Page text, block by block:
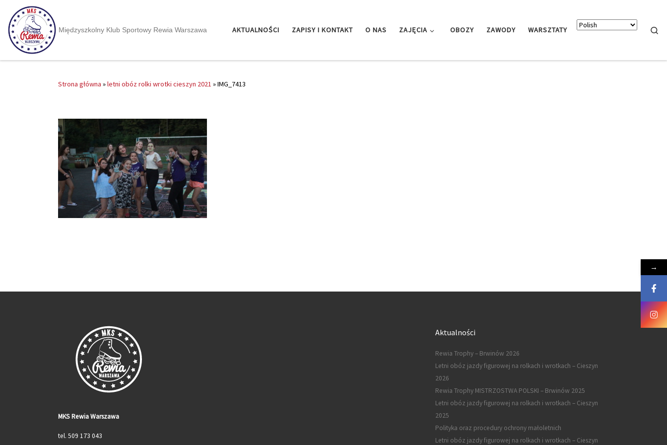
Międzyszkolny Klub Sportowy Rewia Warszawa AKTUALNOŚCI ZAPISY I KONTAKT O NAS ZAJĘCIA OBOZY ZAWODY WARSZTATY
Strona główna »letni obóz rolki wrotki cieszyn 2021 »IMG_7413
MKS Rewia Warszawa
tel. 509 173 043
Aktualności
Rewia Trophy – Brwinów 2026
Letni obóz jazdy figurowej na rolkach i wrotkach – Cieszyn
2026
Rewia Trophy MISTRZOSTWA POLSKI – Brwinów 2025
Letni obóz jazdy figurowej na rolkach i wrotkach – Cieszyn
2025
Polityka oraz procedury ochrony małoletnich
Letni obóz jazdy figurowej na rolkach i wrotkach – Cieszyn
→